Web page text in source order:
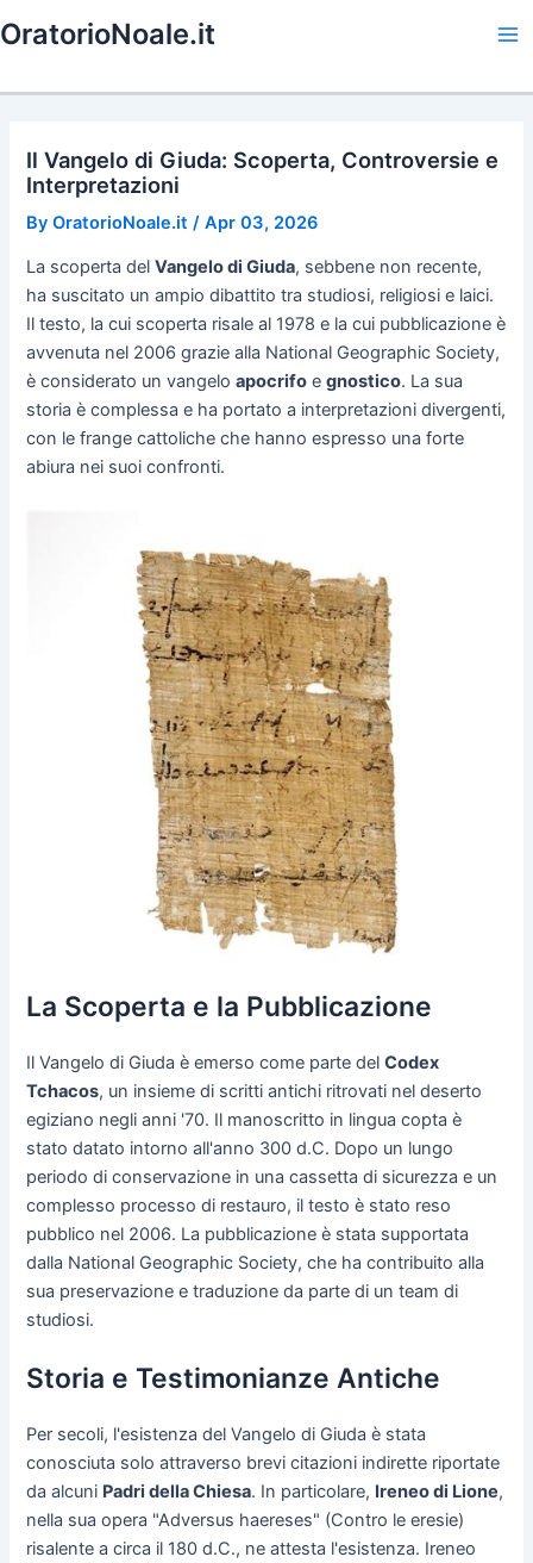
to
OratorioNoale.it
Il Vangelo di Giuda: Scoperta, Controversie e
Interpretazioni
ByOratorioNoale.it /Apr 03, 2026
La scoperta delVangelo di Giuda, sebbene non recente,
ha suscitato un ampio dibattito tra studiosi, religiosi e laici.
Il testo, la cui scoperta risale al 1978 e la cui pubblicazione è
avvenuta nel 2006 grazie alla National Geographic Society,
è considerato un vangeloapocrifo egnostico. La sua
storia è complessa e ha portato a interpretazioni divergenti,
con le frange cattoliche che hanno espresso una forte
abiura nei suoi confronti.
La Scoperta e la Pubblicazione
Il Vangelo di Giuda è emerso come parte delCodex
Tchacos, un insieme di scritti antichi ritrovati nel deserto
egiziano negli anni '70. Il manoscritto in lingua copta è
stato datato intorno all'anno 300 d.C. Dopo un lungo
periodo di conservazione in una cassetta di sicurezza e un
complesso processo di restauro, il testo è stato reso
pubblico nel 2006. La pubblicazione è stata supportata
dalla National Geographic Society, che ha contribuito alla
sua preservazione e traduzione da parte di un team di
studiosi.
Storia e Testimonianze Antiche
Per secoli, l'esistenza del Vangelo di Giuda è stata
conosciuta solo attraverso brevi citazioni indirette riportate
da alcuni Padri della Chiesa. In particolare, Ireneo di Lione,
nella sua opera "Adversus haereses" (Contro le eresie)
risalente a circa il 180 d.C., ne attesta l'esistenza. Ireneo